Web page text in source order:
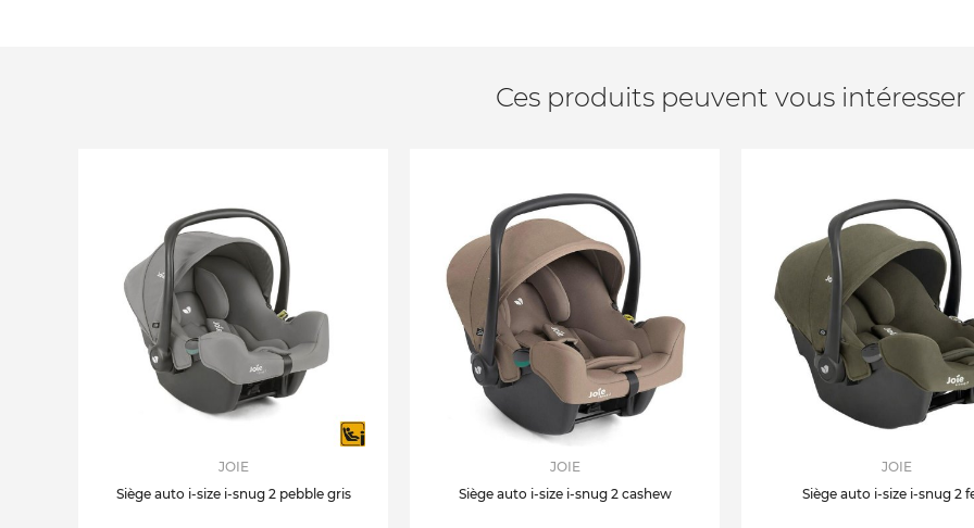
Ces produits peuvent vous intéresser
JOIE
Siège auto i-size i-snug 2 pebble gris
JOIE
Siège auto i-size i-snug 2 cashew
JOIE
Siège auto i-size i-snug 2